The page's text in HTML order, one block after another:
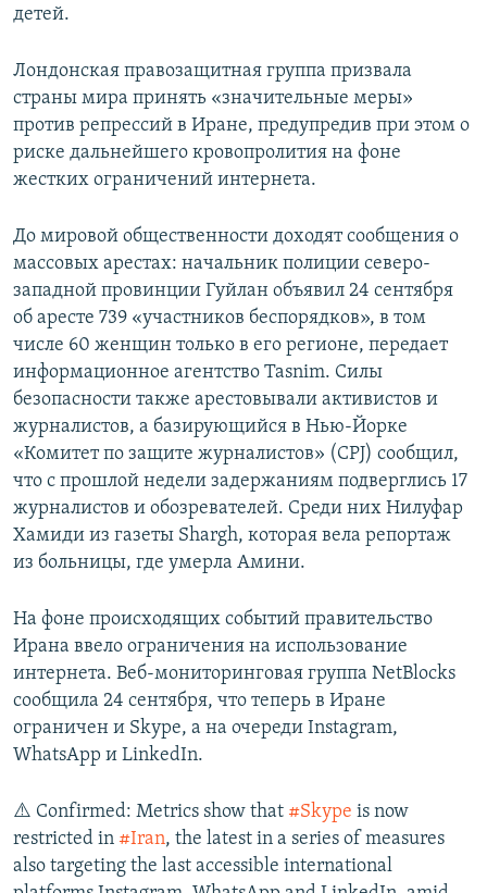
детей.
Лондонская правозащитная группа призвала
страны мира принять «значительные меры»
против репрессий в Иране, предупредив при этом о
риске дальнейшего кровопролития на фоне
жестких ограничений интернета.
До мировой общественности доходят сообщения о
массовых арестах: начальник полиции северо-
западной провинции Гуйлан объявил 24 сентября
об аресте 739 «участников беспорядков», в том
числе 60 женщин только в его регионе, передает
информационное агентство Tasnim. Силы
безопасности также арестовывали активистов и
журналистов, а базирующийся в Нью-Йорке
«Комитет по защите журналистов» (CPJ) сообщил,
что с прошлой недели задержаниям подверглись 17
журналистов и обозревателей. Среди них Нилуфар
Хамиди из газеты Shargh, которая вела репортаж
из больницы, где умерла Амини.
На фоне происходящих событий правительство
Ирана ввело ограничения на использование
интернета. Веб-мониторинговая группа NetBlocks
сообщила 24 сентября, что теперь в Иране
ограничен и Skype, а на очереди Instagram,
WhatsApp и LinkedIn.
⚠️ Confirmed: Metrics show that #Skype is now
restricted in #Iran, the latest in a series of measures
also targeting the last accessible international